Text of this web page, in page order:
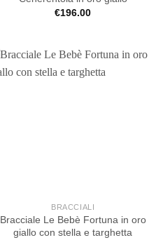
€196.00
BRACCIALI
Bracciale Le Bebè Fortuna in oro
giallo con stella e targhetta